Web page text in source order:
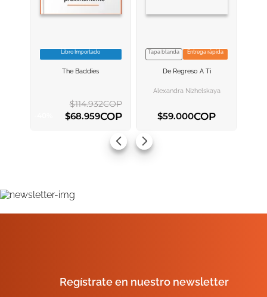
VER INFORMACION
Libro Importado
The Baddies
$114.932COP
$68.959COP
VER INFORMACION
Tapa blanda Entrega rápida
De Regreso A Ti
Alexandra Nizhelskaya
$59.000COP
Regístrate en nuestro newsletter